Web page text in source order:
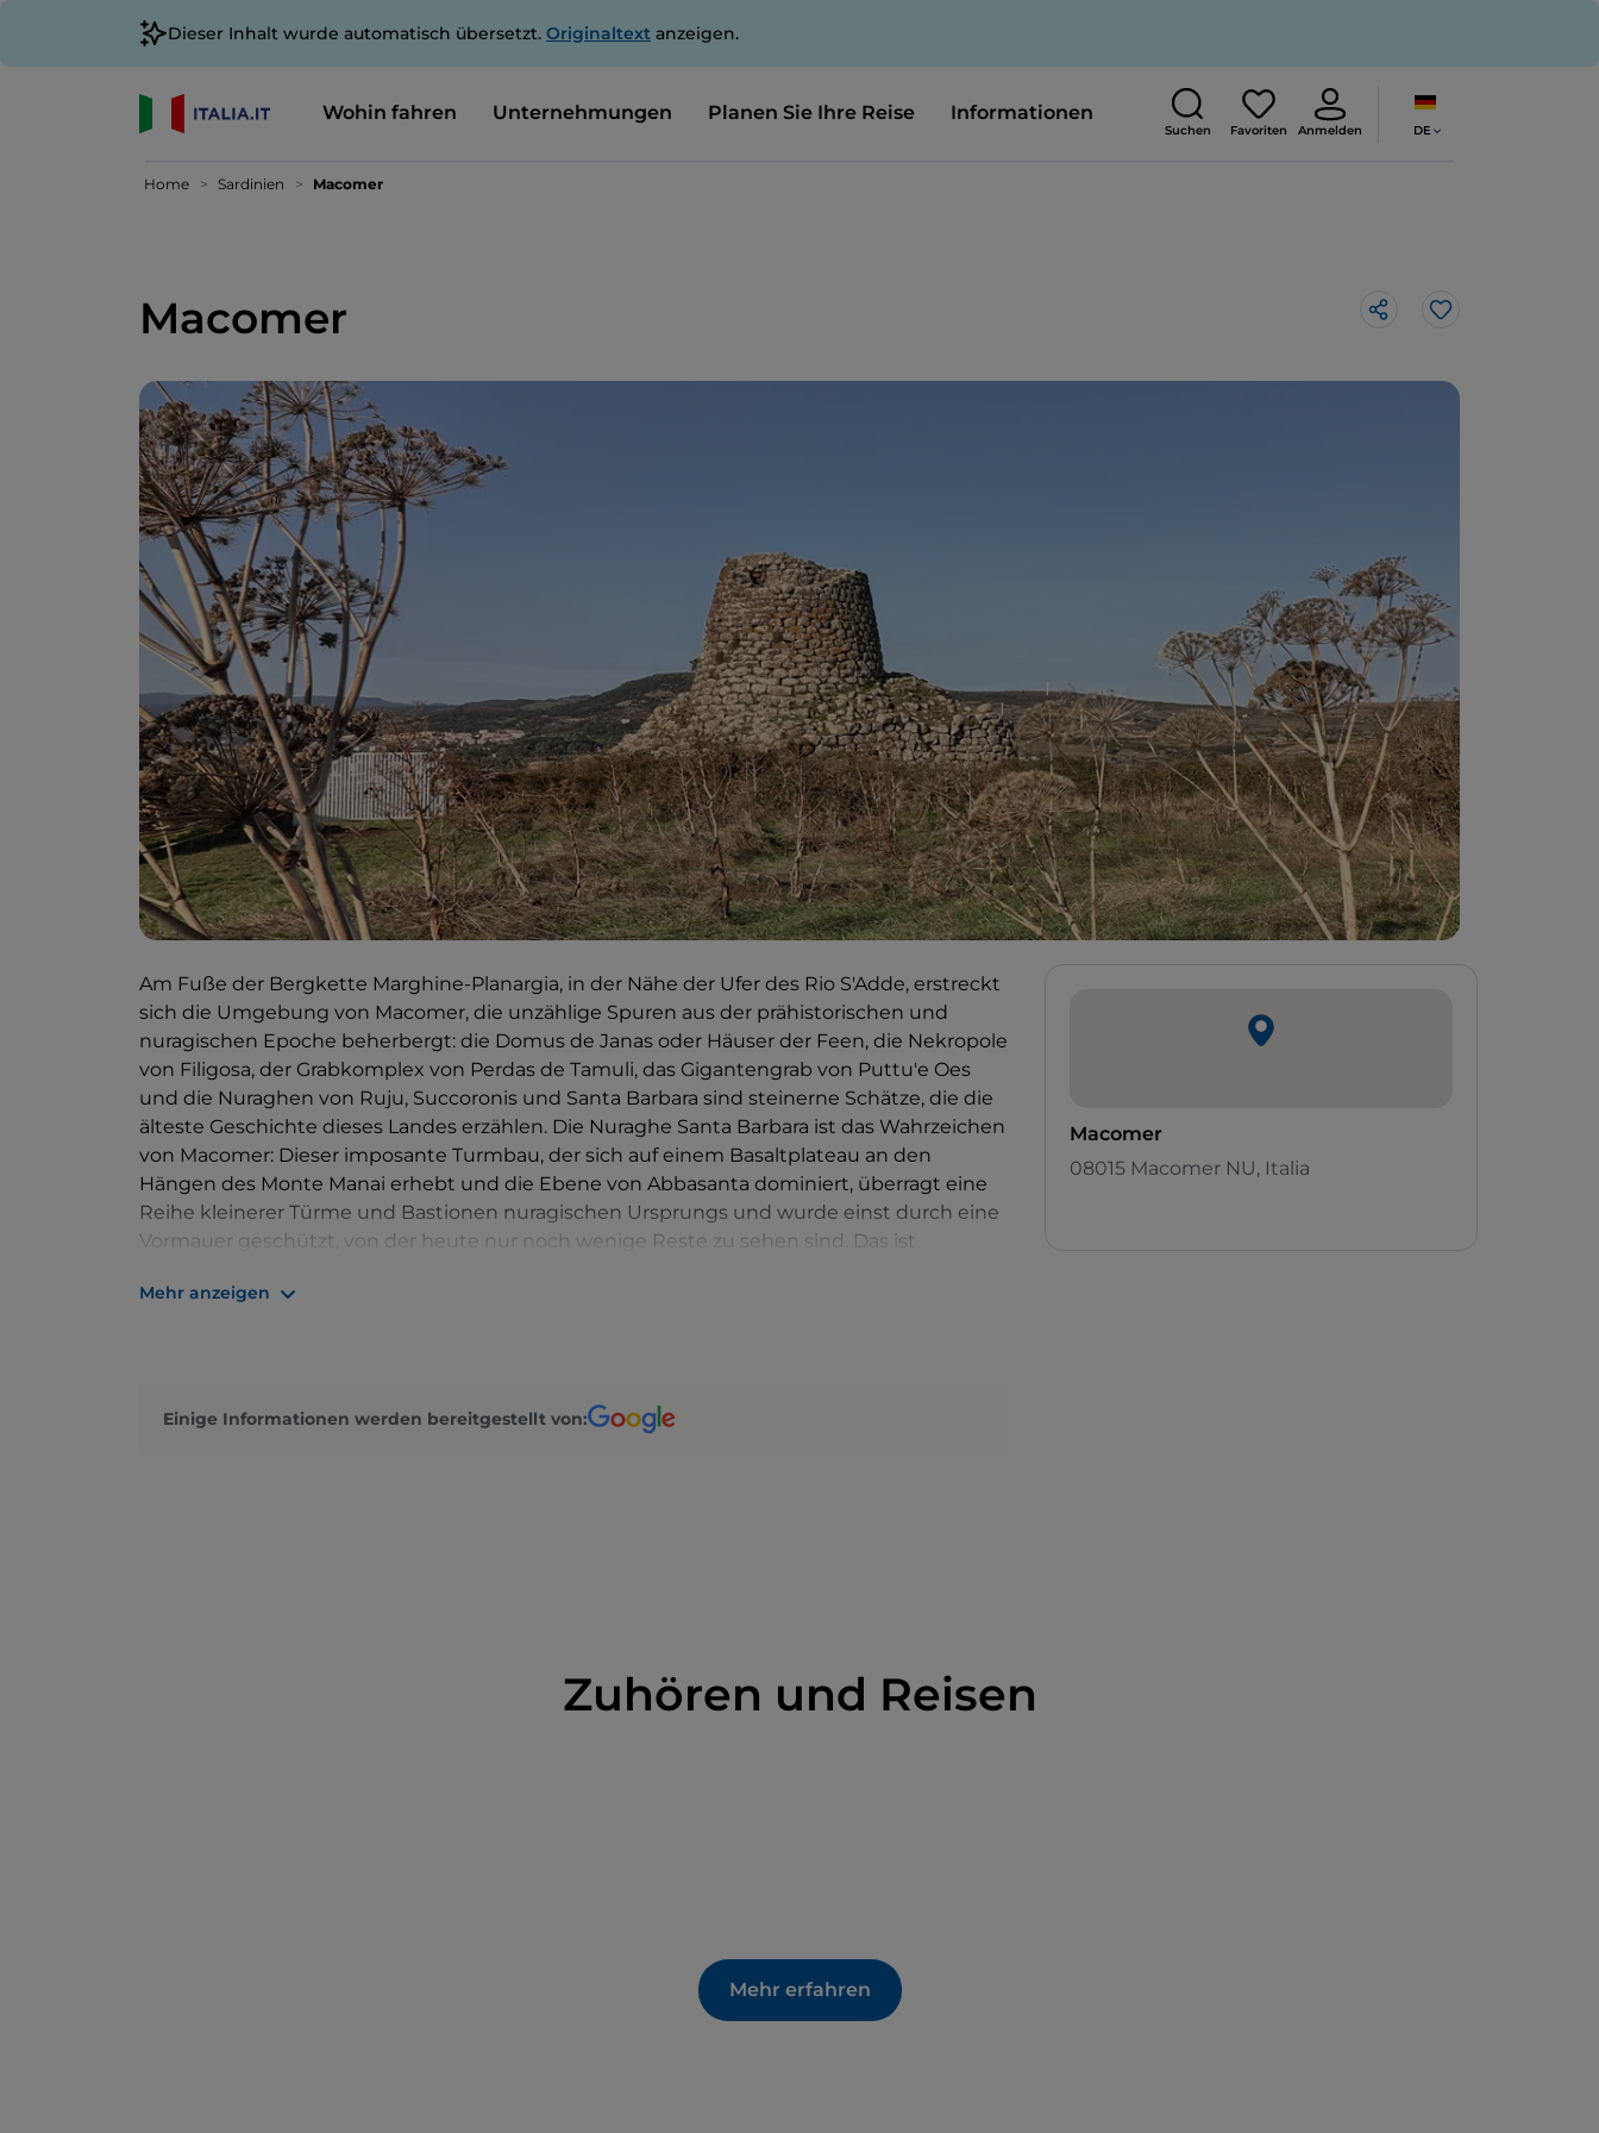
Dieser Inhalt wurde automatisch übersetzt. Originaltext anzeigen.
Wohin fahren Unternehmungen Planen Sie Ihre Reise Informationen
Suchen Favoriten Anmelden DE
Home Sardinien Macomer
Macomer Like
Am Fuße der Bergkette Marghine-Planargia, in der Nähe der Ufer des Rio S'Adde, erstreckt
sich die Umgebung von Macomer, die unzählige Spuren aus der prähistorischen und
nuragischen Epoche beherbergt: die Domus de Janas oder Häuser der Feen, die Nekropole
von Filigosa, der Grabkomplex von Perdas de Tamuli, das Gigantengrab von Puttu'e Oes
und die Nuraghen von Ruju, Succoronis und Santa Barbara sind steinerne Schätze, die die
älteste Geschichte dieses Landes erzählen. Die Nuraghe Santa Barbara ist das Wahrzeichen
von Macomer: Dieser imposante Turmbau, der sich auf einem Basaltplateau an den
Hängen des Monte Manai erhebt und die Ebene von Abbasanta dominiert, überragt eine
Reihe kleinerer Türme und Bastionen nuragischen Ursprungs und wurde einst durch eine
Vormauer geschützt, von der heute nur noch wenige Reste zu sehen sind. Das ist
Mehr anzeigen
Einige Informationen werden bereitgestellt von:
Macomer
08015 Macomer NU, Italia
Zuhören und Reisen
Mehr erfahren